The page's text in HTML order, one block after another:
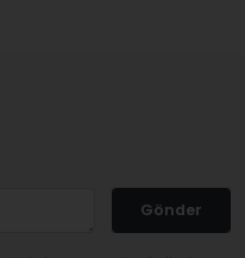
Gönder